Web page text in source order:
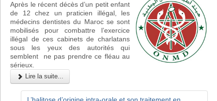
Après le récent décès d’un petit enfant
de 12 chez un praticien illégal, les
médecins dentistes du Maroc se sont
mobilisés pour combattre l’exercice
illégal de ces cabinets de charlatans
sous les yeux des autorités qui
semblent ne pas prendre ce fléau au
sérieux.
Lire la suite...